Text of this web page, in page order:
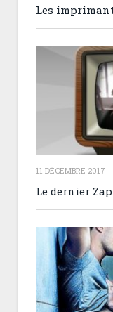
Les
11 DÉCEMBRE 2017
Le dernier